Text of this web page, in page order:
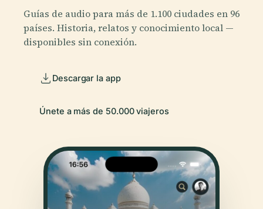
Guías de audio para más de 1.100 ciudades en 96
países. Historia, relatos y conocimiento local —
disponibles sin conexión.
Descargar la app
Únete a más de 50.000 viajeros